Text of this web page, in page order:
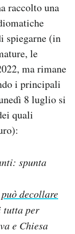
raccolto una
spiegarne (in
le
ma rimane
i principali
8 luglio si
quali
spunta
può decollare
tutta per
e Chiesa